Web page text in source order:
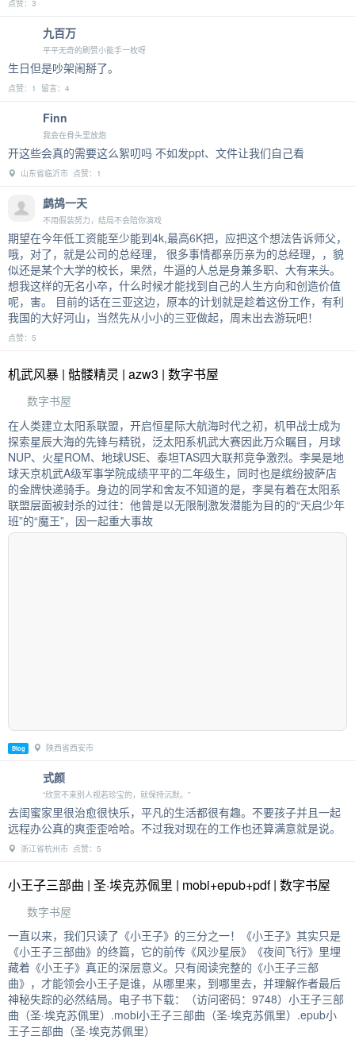
点赞：3
九百万
平平无奇的刷赞小能手一枚呀
生日但是吵架闹掰了。
点赞：1 留言：4
Finn
我会在骨头里放炮
开这些会真的需要这么絮叨吗 不如发ppt、文件让我们自己看
山东省临沂市 点赞：1
鹧鸪一天
不用假装努力，结局不会陪你演戏
期望在今年低工资能至少能到4k,最高6K把，应把这个想法告诉师父，
哦，对了，就是公司的总经理， 很多事情都亲历亲为的总经理，，貌
似还是某个大学的校长，果然，牛逼的人总是身兼多职、大有来头。
想我这样的无名小卒，什么时候才能找到自己的人生方向和创造价值
呢，害。 目前的话在三亚这边，原本的计划就是趁着这份工作，有利
我国的大好河山，当然先从小小的三亚做起，周末出去游玩吧！
点赞：5
机武风暴 | 骷髅精灵 | azw3 | 数字书屋
数字书屋
在人类建立太阳系联盟，开启恒星际大航海时代之初，机甲战士成为
探索星辰大海的先锋与精锐，泛太阳系机武大赛因此万众瞩目，月球
NUP、火星ROM、地球USE、泰坦TAS四大联邦竞争激烈。李昊是地
球天京机武A级军事学院成绩平平的二年级生，同时也是缤纷披萨店
的金牌快递骑手。身边的同学和舍友不知道的是，李昊有着在太阳系
联盟层面被封杀的过往：他曾是以无限制激发潜能为目的的“天启少年
班”的“魔王”，因一起重大事故
Blog 陕西省西安市
式颜
“欣赏不来别人视若珍宝的，就保持沉默。”
去闺蜜家里很治愈很快乐，平凡的生活都很有趣。不要孩子并且一起
远程办公真的爽歪歪哈哈。不过我对现在的工作也还算满意就是说。
浙江省杭州市 点赞：5
小王子三部曲 | 圣·埃克苏佩里 | mobi+epub+pdf | 数字书屋
数字书屋
一直以来，我们只读了《小王子》的三分之一！《小王子》其实只是
《小王子三部曲》的终篇，它的前传《风沙星辰》《夜间飞行》里埋
藏着《小王子》真正的深层意义。只有阅读完整的《小王子三部
曲》，才能领会小王子是谁，从哪里来，到哪里去，并理解作者最后
神秘失踪的必然结局。电子书下载：（访问密码：9748）小王子三部
曲（圣·埃克苏佩里）.mobi小王子三部曲（圣·埃克苏佩里）.epub小
王子三部曲（圣·埃克苏佩里）